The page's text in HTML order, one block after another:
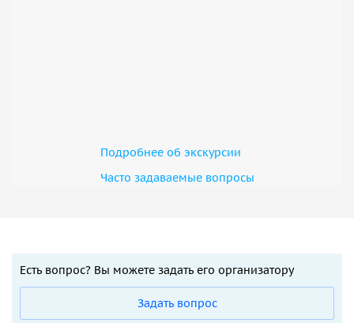
Подробнее об экскурсии
Часто задаваемые вопросы
Есть вопрос? Вы можете задать его организатору
Задать вопрос